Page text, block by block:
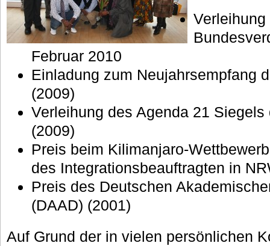
Verleihung
Februar 2010
Einladung zum Neujahrsempfang
(2009)
Verleihung des Agenda 21
(2009)
Preis beim Kilimanjaro-
des Integrationsbeauftragten in
Preis des Deutschen
(DAAD) (2001)
Auf Grund der in vielen persönlichen